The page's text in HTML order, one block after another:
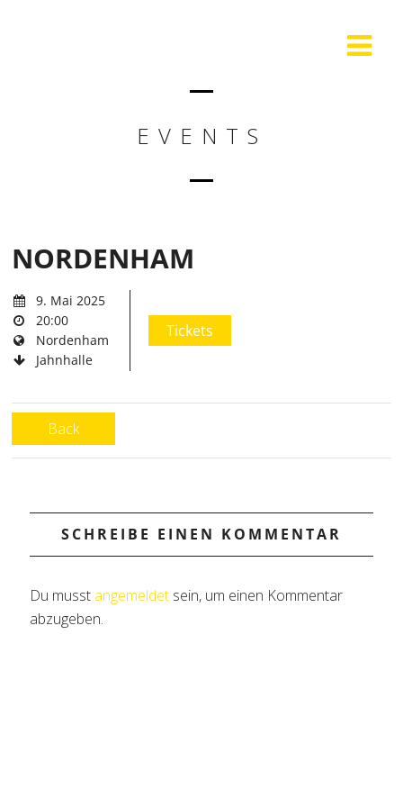
EVENTS
NORDENHAM
9. Mai 2025
20:00
Nordenham
Jahnhalle
Tickets
Back
SCHREIBE EINEN KOMMENTAR
Du musst angemeldet sein, um einen Kommentar
abzugeben.